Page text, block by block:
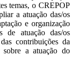
temas, o CREPOP
a atuação das/os
e organização
de atuação das/os
contribuições da
sobre a atuação do